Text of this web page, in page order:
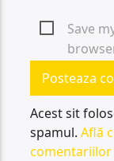
Save
Acest sit
spamul.Află
comentariilor